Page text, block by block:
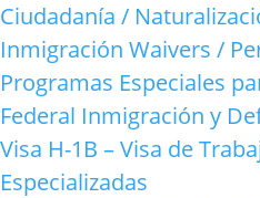
Ciudadanía /
Inmigración Waivers /
Programas Especiales
Federal Inmigración y
Visa H-1B – Visa de
Especializadas